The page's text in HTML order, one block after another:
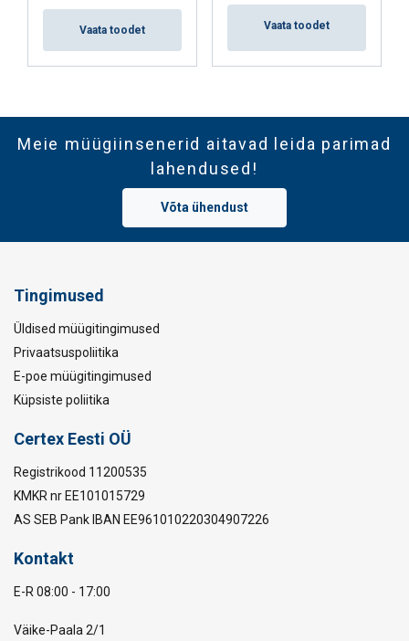
Vaata toodet Vaata toodet
Meie müügiinsenerid aitavad leida parimad
lahendused!
Võta ühendust
Tingimused
Üldised müügitingimused
Privaatsuspoliitika
E-poe müügitingimused
Küpsiste poliitika
Certex Eesti OÜ
Registrikood 11200535
KMKR nr EE101015729
AS SEB Pank IBAN EE961010220304907226
Kontakt
E-R 08:00 - 17:00
Väike-Paala 2/1